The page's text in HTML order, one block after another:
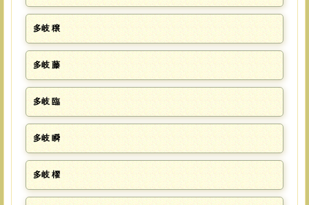
多岐 穣
多岐 藤
多岐 臨
多岐 瞬
多岐 櫂